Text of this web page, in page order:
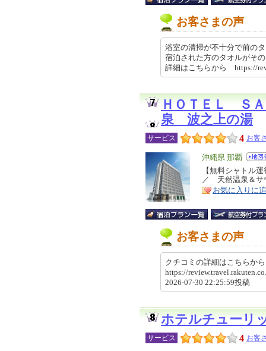
お客さまの声
浴室の清掃が不十分で前の
宿泊された方のタオルがそ
詳細はこちらから https://
ＨＯＴＥＬ Ｓ
泉 波之上の湯
サービス 4 お客
エ
リ
ア
沖縄県 那覇
特
徴
【無料シャトル
／ 天然温泉＆サ
お気に入りに
お客さまの声
クチコミの詳細はこちら
https://
2026-07-30 22:25:59投稿
ホテルチューリ
サービス 4 お客